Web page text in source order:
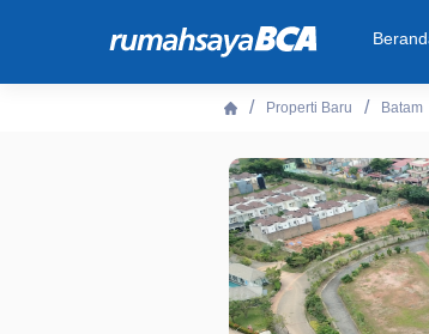
Properti Baru Batam